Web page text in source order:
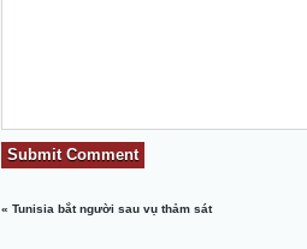
«Tunisia bắt người sau vụ thảm sát